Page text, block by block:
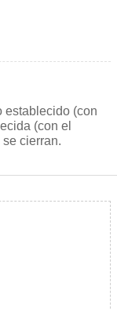
establecido (con
(con el
cierran.